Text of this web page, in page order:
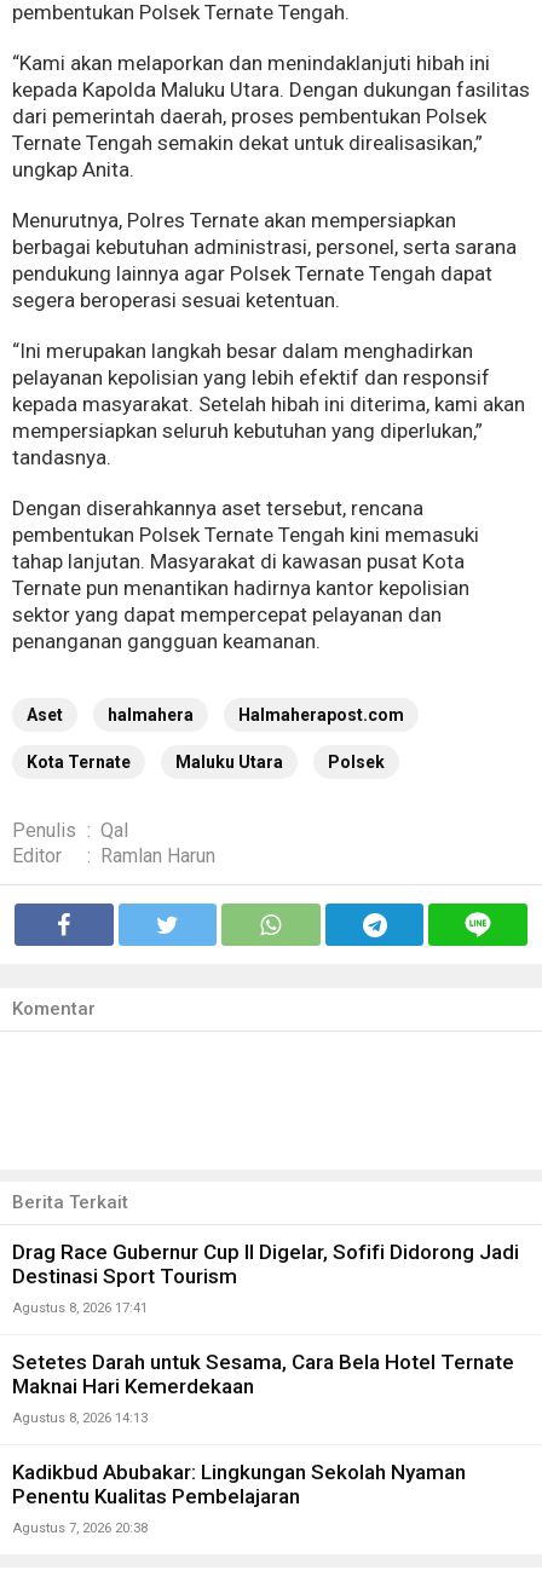
pembentukan Polsek Ternate Tengah.
“Kami akan melaporkan dan menindaklanjuti hibah ini
kepada Kapolda Maluku Utara. Dengan dukungan fasilitas
dari pemerintah daerah, proses pembentukan Polsek
Ternate Tengah semakin dekat untuk direalisasikan,”
ungkap Anita.
Menurutnya, Polres Ternate akan mempersiapkan
berbagai kebutuhan administrasi, personel, serta sarana
pendukung lainnya agar Polsek Ternate Tengah dapat
segera beroperasi sesuai ketentuan.
“Ini merupakan langkah besar dalam menghadirkan
pelayanan kepolisian yang lebih efektif dan responsif
kepada masyarakat. Setelah hibah ini diterima, kami akan
mempersiapkan seluruh kebutuhan yang diperlukan,”
tandasnya.
Dengan diserahkannya aset tersebut, rencana
pembentukan Polsek Ternate Tengah kini memasuki
tahap lanjutan. Masyarakat di kawasan pusat Kota
Ternate pun menantikan hadirnya kantor kepolisian
sektor yang dapat mempercepat pelayanan dan
penanganan gangguan keamanan.
Aset halmahera Halmaherapost.com
Kota Ternate Maluku Utara Polsek
Penulis : Qal
Editor
: Ramlan Harun
Komentar
Berita Terkait
Drag Race Gubernur Cup II Digelar, Sofifi Didorong Jadi
Destinasi Sport Tourism
Agustus 8, 2026 17:41
Setetes Darah untuk Sesama, Cara Bela Hotel Ternate
Maknai Hari Kemerdekaan
Agustus 8, 2026 14:13
Kadikbud Abubakar: Lingkungan Sekolah Nyaman
Penentu Kualitas Pembelajaran
Agustus 7, 2026 20:38